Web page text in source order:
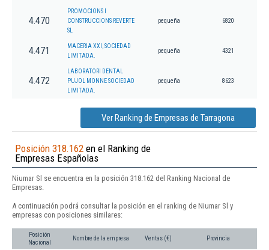
4.470
PROMOCIONS I
CONSTRUCCIONS REVERTE
SL
pequeña 6820
4.471
MACERIA XXI, SOCIEDAD
LIMITADA.
pequeña 4321
4.472
LABORATORI DENTAL
PUJOL MONNE SOCIEDAD
LIMITADA.
pequeña 8623
Ver Ranking de Empresas de Tarragona
Posición 318.162 en el Ranking de
Empresas Españolas
Niumar Sl se encuentra en la posición 318.162 del Ranking Nacional de
Empresas.
A continuación podrá consultar la posición en el ranking de Niumar Sl y
empresas con posiciones similares:
Posición
Nacional
Nombre de la empresa Ventas (€) Provincia